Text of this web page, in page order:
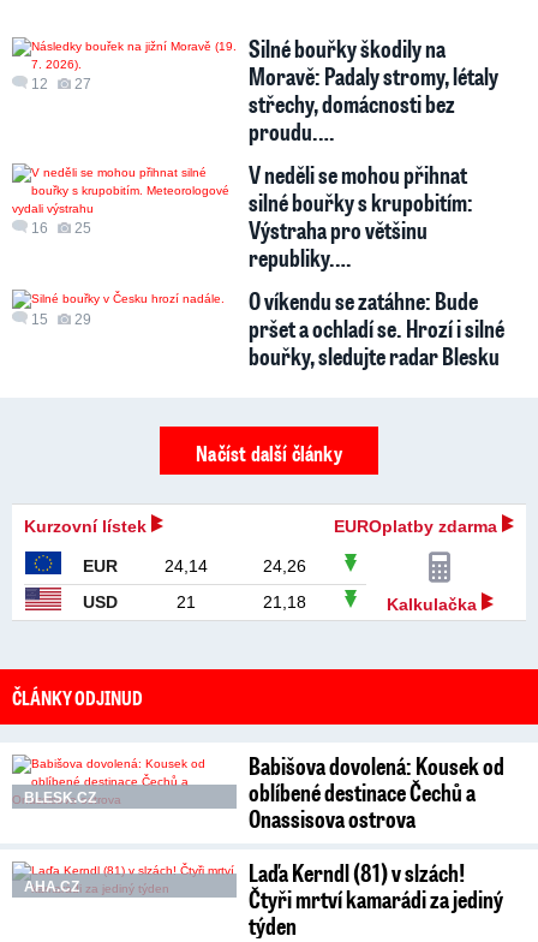
12 27
Silné bouřky škodily na
Moravě: Padaly stromy, létaly
střechy, domácnosti bez
proudu.…
16 25
V neděli se mohou přihnat
silné bouřky s krupobitím:
Výstraha pro většinu
republiky.…
15 29
O víkendu se zatáhne: Bude
pršet a ochladí se. Hrozí i silné
bouřky, sledujte radar Blesku
Načíst další články
Kurzovní lístek EUROplatby zdarma
EUR 24,14
24,26
USD
21 21,18 Kalkulačka
ČLÁNKY ODJINUD
BLESK.CZ
Babišova dovolená: Kousek od
oblíbené destinace Čechů a
Onassisova ostrova
AHA.CZ
Laďa Kerndl (81) v slzách!
Čtyři mrtví kamarádi za jediný
týden